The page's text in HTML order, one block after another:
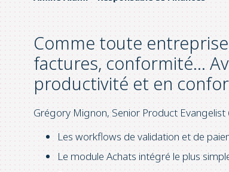
Comme toute
factures, conformité…
productivité et en
Grégory Mignon, Senior Product
Les workflows de validation et de
Le module Achats intégré le plus